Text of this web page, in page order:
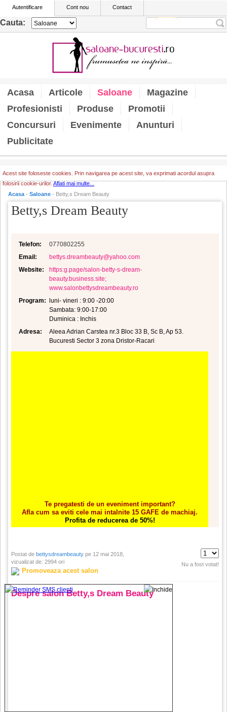
Autentificare Cont nou Contact
Cauta:
Acasa Articole Saloane
Magazine
Profesionisti
Produse
Promotii
Concursuri
Evenimente
Anunturi
Publicitate
Acest site foloseste cookies. Prin navigarea pe acest site, va exprimati acordul asupra
folosirii cookie-urilor.Aflati mai multe...
Acasa - Saloane - Betty,s Dream Beauty
Betty,s Dream Beauty
Telefon:
0770802255
Email:
bettys.dreambeauty@yahoo.com
Website:
https:g.page/salon-betty-s-dream-
beauty.business.site;
www.salonbettysdreambeauty.ro
Program:
luni- vineri : 9:00 -20:00
Sambata: 9:00-17:00
Duminica : Inchis
Adresa:
Aleea Adrian Carstea nr.3 Bloc 33 B, Sc B, Ap 53.
Bucuresti Sector 3 zona Dristor-Racari
Te pregatesti de un eveniment important?
Afla cum sa eviti cele mai intalnite 15 GAFE de machiaj.
Profita de reducerea de 50%!
Postat de bettysdreambeauty pe 12 mai 2018,
vizualizat de: 2994 ori
Promoveaza acest salon
Nu a fost votat!
Despre salon Betty,s Dream Beauty